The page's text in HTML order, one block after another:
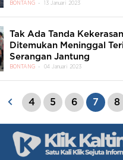
BONTANG 13 Januari 2023
Tak Ada Tanda
Ditemukan Meninggal
Serangan Jantung
BONTANG 04 Januari 2023
4 5 6 7 8